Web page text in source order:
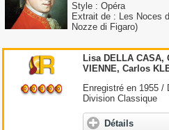
Style : Opéra
Extrait de : Les Noces
Nozze di Figaro)
Lisa DELLA CASA,
VIENNE, Carlos
Enregistré en 1955 /
Division Classique
Détails